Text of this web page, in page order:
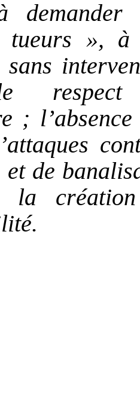
demander
», à
sans
;
de
la